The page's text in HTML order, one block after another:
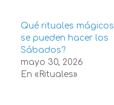
Qué rituales mágicos
se pueden hacer los
Sábados?
mayo 30, 2026
En «Rituales»